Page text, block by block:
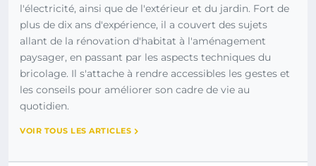
l'électricité, ainsi que de l'extérieur et du jardin. Fort de
plus de dix ans d'expérience, il a couvert des sujets
allant de la rénovation d'habitat à l'aménagement
paysager, en passant par les aspects techniques du
bricolage. Il s'attache à rendre accessibles les gestes et
les conseils pour améliorer son cadre de vie au
quotidien.
VOIR TOUS LES ARTICLES